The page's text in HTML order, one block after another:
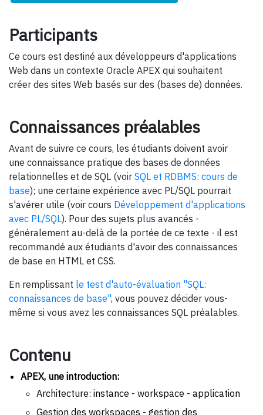
Participants
Ce cours est destiné aux développeurs d'applications
Web dans un contexte Oracle APEX qui souhaitent
créer des sites Web basés sur des (bases de) données.
Connaissances préalables
Avant de suivre ce cours, les étudiants doivent avoir
une connaissance pratique des bases de données
relationnelles et de SQL (voir SQL et RDBMS: cours de
base); une certaine expérience avec PL/SQL pourrait
s'avérer utile (voir cours Développement d'applications
avec PL/SQL). Pour des sujets plus avancés -
généralement au-delà de la portée de ce texte - il est
recommandé aux étudiants d'avoir des connaissances
de base en HTML et CSS.
En remplissant le test d'auto-évaluation "SQL:
connaissances de base", vous pouvez décider vous-
même si vous avez les connaissances SQL préalables.
Contenu
APEX, une introduction:
Architecture: instance - workspace - application
Gestion des workspaces - gestion des